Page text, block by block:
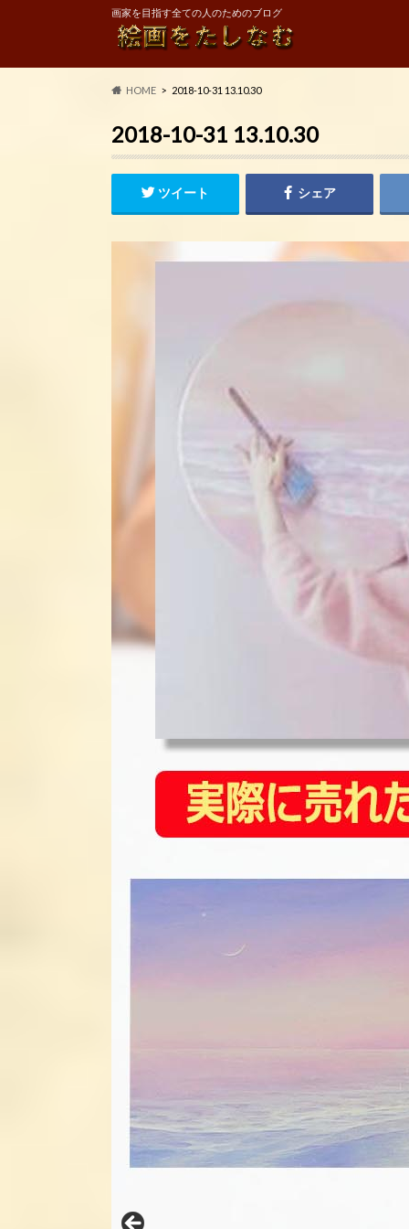
画家を目指す全ての人のためのブログ
HOME 2018-10-31 13.10.30
2018-10-31 13.10.30
ツイート シェア